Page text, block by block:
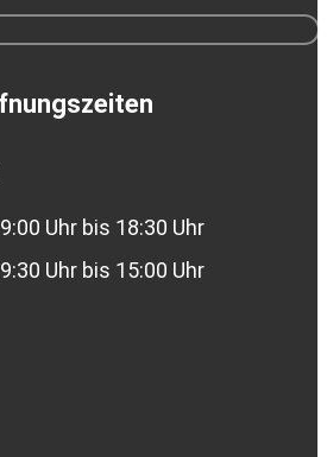
Uhr bis 18:30 Uhr
Uhr bis 15:00 Uhr